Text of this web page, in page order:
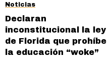
Noticias
Declaran
inconstitucional la ley
de Florida que prohíbe
la educación “woke”